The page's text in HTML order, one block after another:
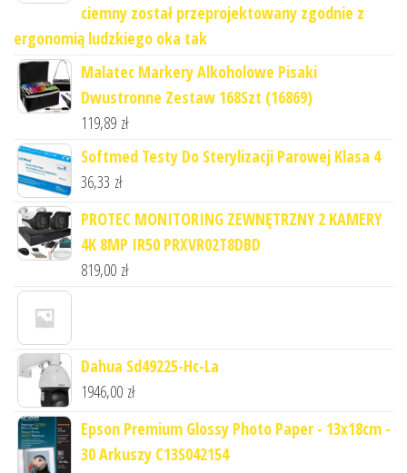
ciemny został przeprojektowany zgodnie z
ergonomią ludzkiego oka tak
Malatec Markery Alkoholowe Pisaki
Dwustronne Zestaw 168Szt (16869)
119,89 zł
Softmed Testy Do Sterylizacji Parowej Klasa 4
36,33 zł
PROTEC MONITORING ZEWNĘTRZNY 2 KAMERY
4K 8MP IR50 PRXVR02T8DBD
819,00 zł
Dahua Sd49225-Hc-La
1946,00 zł
Epson Premium Glossy Photo Paper - 13x18cm -
30 Arkuszy C13S042154